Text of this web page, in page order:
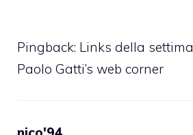
Pingback: Links della
Paolo Gatti’s web corner